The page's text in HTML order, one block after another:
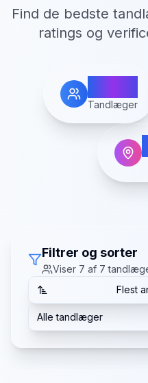
Find de bedste
ratings og
Tandlæger
Filtrer og sorter
Viser 7 af 7
Flest
Alle tandlæger